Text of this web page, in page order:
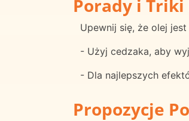
Porady i
Upewnij się, że olej
- Użyj cedzaka, aby
- Dla najlepszych
Propozycje